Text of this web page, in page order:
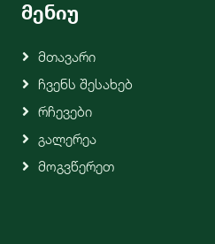
მენიუ
Მთავარი
Ჩვენს Შესახებ
Რჩევები
Გალერეა
Მოგვწერეთ